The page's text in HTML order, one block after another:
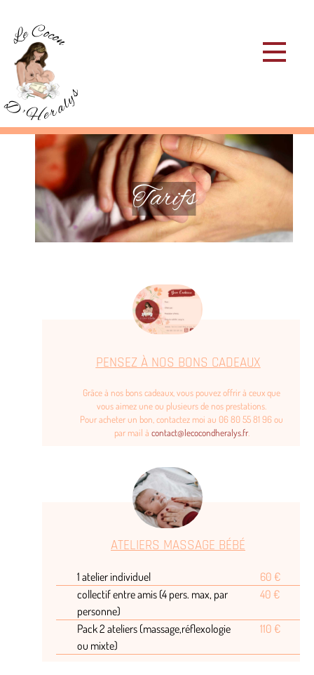
Tarifs
PENSEZ À NOS BONS CADEAUX
Grâce à nos bons cadeaux, vous pouvez offrir à ceux que
vous aimez une ou plusieurs de nos prestations.
Pour acheter un bon, contactez moi au 06 80 55 81 96 ou
par mail à contact@lecocondheralys.fr.
ATELIERS MASSAGE BÉBÉ
1 atelier individuel
60 €
collectif entre amis (4 pers. max, par
personne)
40 €
Pack 2 ateliers (massage,réflexologie
ou mixte)
110 €